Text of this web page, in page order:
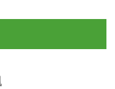
过设在对外开放口
出入境边防检查